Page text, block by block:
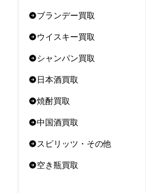
ブランデー買取
ウイスキー買取
シャンパン買取
日本酒買取
焼酎買取
中国酒買取
スピリッツ・その他
空き瓶買取